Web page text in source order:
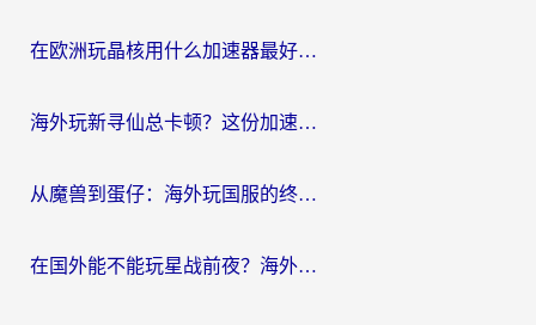
在欧洲玩晶核用什么加速器最好呢？一个老玩家的真心话
海外玩新寻仙总卡顿？这份加速器选择指南让你秒回国服流畅体验
从魔兽到蛋仔：海外玩国服的终极加速指南，找到你的专属高速通道
在国外能不能玩星战前夜？海外党国服游戏不卡顿的秘密武器在这里